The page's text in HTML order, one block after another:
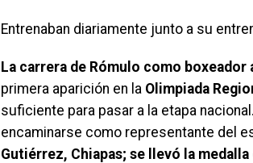
Entrenaban diariamente junto a su
La carrera de Rómulo como
primera aparición en la Olimpiada
suficiente para pasar a la etapa
encaminarse como representante del
Gutiérrez, Chiapas; se llevó la medalla